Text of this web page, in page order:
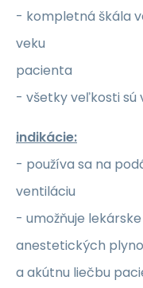
- kompletná škála
veku
pacienta
- všetky veľkosti
indikácie:
- používa sa na
ventiláciu
- umožňuje
anestetických
a akútnu liečbu